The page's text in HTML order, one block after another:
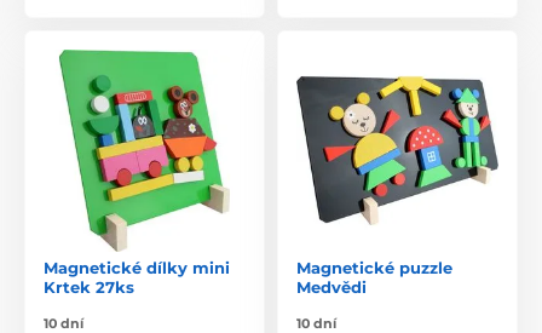
Magnetické dílky mini
Krtek 27ks
10 dní
Magnetické puzzle
Medvědi
10 dní